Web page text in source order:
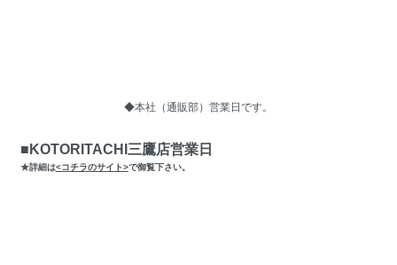
◆本社（通販部）営業日です。
■KOTORITACHI三鷹店営業日
★詳細は<コチラのサイト>で御覧下さい。